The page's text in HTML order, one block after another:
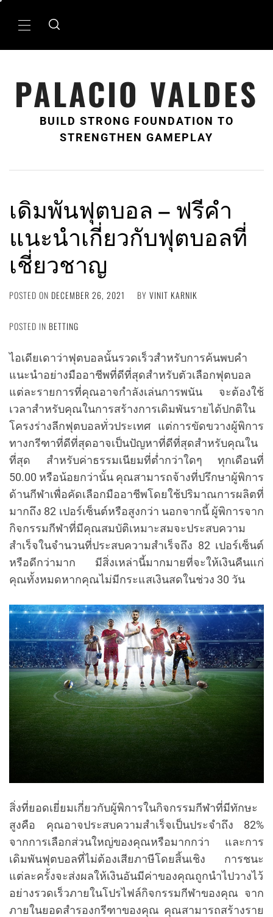
Primary
PALACIO VALDES
BUILD STRONG FOUNDATION TO
STRENGTHEN GAMEPLAY
เดิมพันฟุตบอล – ฟรีคำ
แนะนำเกี่ยวกับฟุตบอลที่
เชี่ยวชาญ
POSTED ON DECEMBER 26, 2021 BY VINIT KARNIK
POSTED IN BETTING
ไอเดียเดาว่าฟุตบอลนั้นรวดเร็วสำหรับการค้นพบคำ
แนะนำอย่างมืออาชีพที่ดีที่สุดสำหรับตัวเลือกฟุตบอล
แต่ละรายการที่คุณอาจกำลังเล่นการพนัน จะต้องใช้
เวลาสำหรับคุณในการสร้างการเดิมพันรายได้ปกติใน
โครงร่างลีกฟุตบอลทั่วประเทศ แต่การขัดขวางผู้พิการ
ทางกรีฑาที่ดีที่สุดอาจเป็นปัญหาที่ดีที่สุดสำหรับคุณใน
ที่สุด สำหรับค่าธรรมเนียมที่ต่ำกว่าใดๆ ทุกเดือนที่
50.00 หรือน้อยกว่านั้น คุณสามารถจ้างที่ปรึกษาผู้พิการ
ด้านกีฬาเพื่อคัดเลือกมืออาชีพโดยใช้ปริมาณการผลิตที่
มากถึง 82 เปอร์เซ็นต์หรือสูงกว่า นอกจากนี้ ผู้พิการจาก
กิจกรรมกีฬาที่มีคุณสมบัติเหมาะสมจะประสบความ
สำเร็จในจำนวนที่ประสบความสำเร็จถึง 82 เปอร์เซ็นต์
หรือดีกว่ามาก มีสิ่งเหล่านี้มากมายที่จะให้เงินคืนแก่
คุณทั้งหมดหากคุณไม่มีกระแสเงินสดในช่วง 30 วัน
สิ่งที่ยอดเยี่ยมเกี่ยวกับผู้พิการในกิจกรรมกีฬาที่มีทักษะ
สูงคือ คุณอาจประสบความสำเร็จเป็นประจำถึง 82%
จากการเลือกส่วนใหญ่ของคุณหรือมากกว่า และการ
เดิมพันฟุตบอลที่ไม่ต้องเสียภาษีโดยสิ้นเชิง การชนะ
แต่ละครั้งจะส่งผลให้เงินอันมีค่าของคุณถูกนำไปวางไว้
อย่างรวดเร็วภายในโปรไฟล์กิจกรรมกีฬาของคุณ จาก
ภายในยอดสำรองกรีฑาของคุณ คุณสามารถสร้างราย